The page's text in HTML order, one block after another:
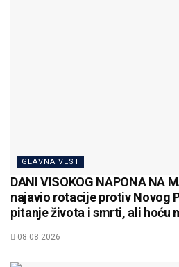
GLAVNA VEST
DANI VISOKOG NAPONA NA
najavio rotacije protiv Novog
pitanje života i smrti, ali hoću
08.08.2026